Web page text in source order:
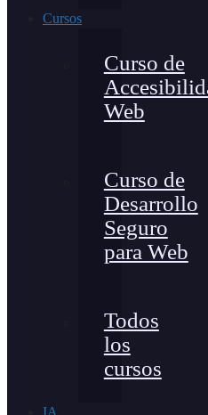
Cursos
Curso de
Web
Curso de
Desarrollo
Seguro
para Web
Todos
los
cursos
IA